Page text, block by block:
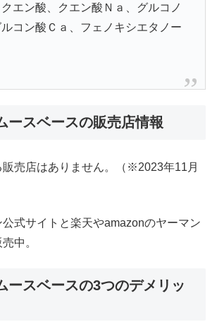
エン酸、クエン酸Ｎａ、グルコノ
コン酸Ｃａ、フェノキシエタノー
ースベースの販売店情報
売店はありません。（※2023年11月
式サイトと楽天やamazonのヤーマン
中。
ースベースの3つのデメリッ